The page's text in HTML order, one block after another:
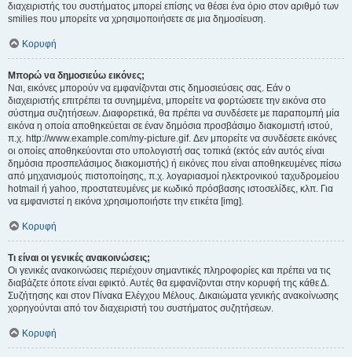
διαχειριστής του συστήματος μπορεί επίσης να θέσει ένα όριο στον αριθμό των
smilies που μπορείτε να χρησιμοποιήσετε σε μια δημοσίευση.
Κορυφή
Μπορώ να δημοσιεύω εικόνες;
Ναι, εικόνες μπορούν να εμφανίζονται στις δημοσιεύσεις σας. Εάν ο
διαχειριστής επιτρέπει τα συνημμένα, μπορείτε να φορτώσετε την εικόνα στο
σύστημα συζητήσεων. Διαφορετικά, θα πρέπει να συνδέσετε με παραπομπή μία
εικόνα η οποία αποθηκεύεται σε έναν δημόσια προσβάσιμο διακομιστή ιστού,
π.χ. http://www.example.com/my-picture.gif. Δεν μπορείτε να συνδέσετε εικόνες
οι οποίες αποθηκεύονται στο υπολογιστή σας τοπικά (εκτός εάν αυτός είναι
δημόσια προσπελάσιμος διακομιστής) ή εικόνες που είναι αποθηκευμένες πίσω
από μηχανισμούς πιστοποίησης, π.χ. λογαριασμοί ηλεκτρονικού ταχυδρομείου
hotmail ή yahoo, προστατευμένες με κωδικό πρόσβασης ιστοσελίδες, κλπ. Για
να εμφανιστεί η εικόνα χρησιμοποιήστε την ετικέτα [img].
Κορυφή
Τι είναι οι γενικές ανακοινώσεις;
Οι γενικές ανακοινώσεις περιέχουν σημαντικές πληροφορίες και πρέπει να τις
διαβάζετε όποτε είναι εφικτό. Αυτές θα εμφανίζονται στην κορυφή της κάθε Δ.
Συζήτησης και στον Πίνακα Ελέγχου Μέλους. Δικαιώματα γενικής ανακοίνωσης
χορηγούνται από τον διαχειριστή του συστήματος συζητήσεων.
Κορυφή